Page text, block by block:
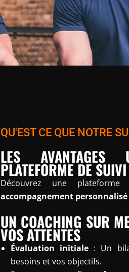
QU'EST CE QUE NOTRE
LES AVANTAGES
PLATEFORME DE
Découvrez une
accompagnement personnalisé
UN COACHING SUR
VOS ATTENTES
Évaluation initiale : Un
besoins et vos objectifs.